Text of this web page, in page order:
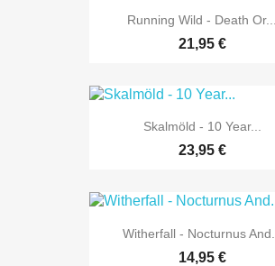
Running Wild - Death Or...
21,95 €
Skalmöld - 10 Year...
23,95 €
Witherfall - Nocturnus And...
14,95 €